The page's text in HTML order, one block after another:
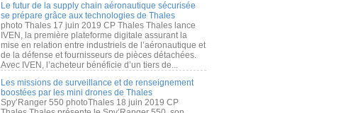
Le futur de la supply chain aéronautique sécurisée
se prépare grâce aux technologies de Thales
photo Thales 17 juin 2019 CP Thales Thales lance
IVEN, la première plateforme digitale assurant la
mise en relation entre industriels de l’aéronautique et
de la défense et fournisseurs de pièces détachées.
Avec IVEN, l’acheteur bénéficie d’un tiers de...
Les missions de surveillance et de renseignement
boostées par les mini drones de Thales
Spy’Ranger 550 photoThales 18 juin 2019 CP